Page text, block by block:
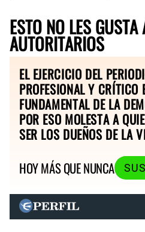
ESTO NO LES GUSTA
AUTORITARIOS
EL EJERCICIO DEL
PROFESIONAL Y CRÍTICO
FUNDAMENTAL DE LA
POR ESO MOLESTA A
SER LOS DUEÑOS DE LA
HOY MÁS QUE NUNCA